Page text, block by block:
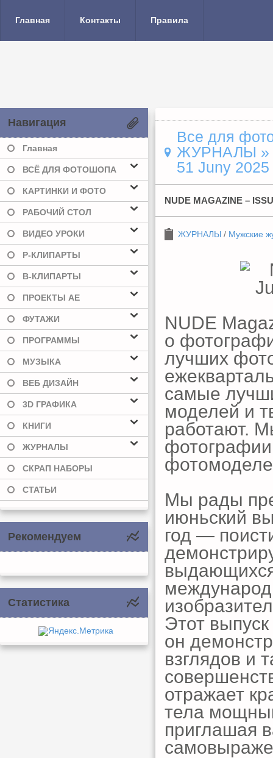
Главная Контакты Правила
Навигация
Главная
ВСЁ ДЛЯ ФОТОШОПА
КАРТИНКИ И ФОТО
РАБОЧИЙ СТОЛ
ВИДЕО УРОКИ
Р-КЛИПАРТЫ
В-КЛИПАРТЫ
ПРОЕКТЫ AE
ФУТАЖИ
ПРОГРАММЫ
МУЗЫКА
ВЕБ ДИЗАЙН
3D ГРАФИКА
КНИГИ
ЖУРНАЛЫ
СКРАП НАБОРЫ
СТАТЬИ
Рекомендуем
Статистика
Все для
ЖУРНАЛЫ »
51 Juny
NUDE MAGAZINE –
ЖУРНАЛЫ / Мужские
NUDE
о
лучших
самые
моделей и
работают.
фотографии
Мы рады
июньский
год —
Этот
он
взглядов и
отражает
тела
приглашая